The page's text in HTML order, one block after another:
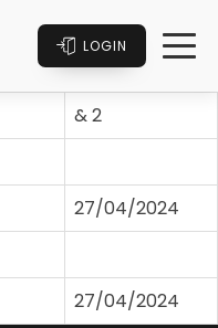
LOGIN
& 2
27/04/2024
27/04/2024